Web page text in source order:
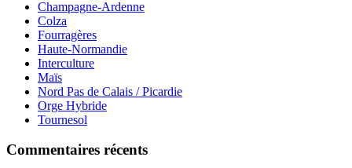
Champagne-Ardenne
Colza
Fourragères
Haute-Normandie
Interculture
Maïs
Nord Pas de Calais / Picardie
Orge Hybride
Tournesol
Commentaires récents